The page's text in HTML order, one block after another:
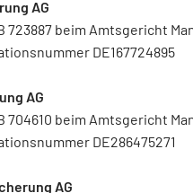
AG
723887 beim Amtsgericht
DE167724895
AG
704610 beim Amtsgericht
DE286475271
AG